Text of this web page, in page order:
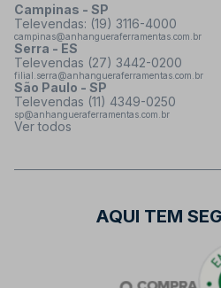
Campinas - SP
Televendas: (19) 3116-4000
campinas@anhangueraferramentas.com.br
Serra - ES
Televendas (27) 3442-0200
filial.serra@anhangueraferramentas.com.br
São Paulo - SP
Televendas (11) 4349-0250
sp@anhangueraferramentas.com.br
Ver todos
AQUI TEM